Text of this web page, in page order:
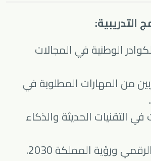
التدريبية:
الوطنية في المجالات
من المهارات المطلوبة في
في التقنيات الحديثة والذكاء
ورؤية المملكة 2030.